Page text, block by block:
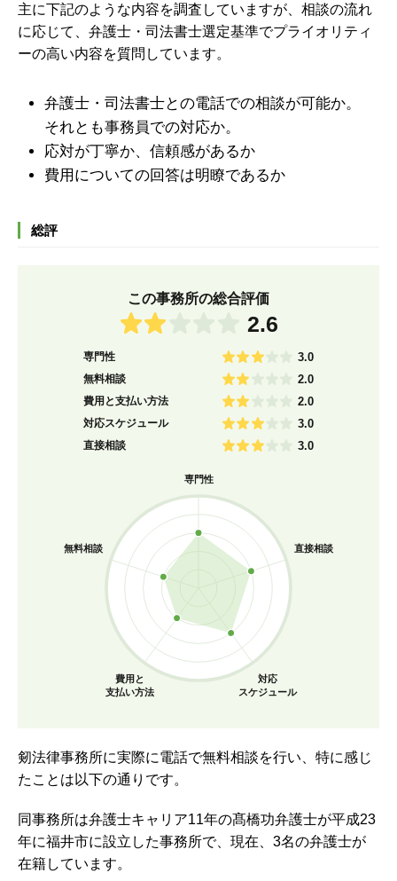
主に下記のような内容を調査していますが、 相談の流れ
に応じて、弁護士・司法書士選定基準でプライオリティ
ーの高い内容を質問しています。
弁護士・司法書士との電話での相談が可能か。
それとも事務員での対応か。
応対が丁寧か、信頼感があるか
費用についての回答は明瞭であるか
総評
この事務所の総合評価
2.6
専門性 3.0
無料相談 2.0
費用と支払い方法 2.0
対応スケジュール 3.0
直接相談 3.0
専門性
直接相談
対応
スケジュール
費用と
支払い方法
無料相談
剱法律事務所に実際に電話で無料相談を行い、特に感じ
たことは以下の通りです。
同事務所は弁護士キャリア11年の髙橋功弁護士が平成23
年に福井市に設立した事務所で、現在、3名の弁護士が
在籍しています。